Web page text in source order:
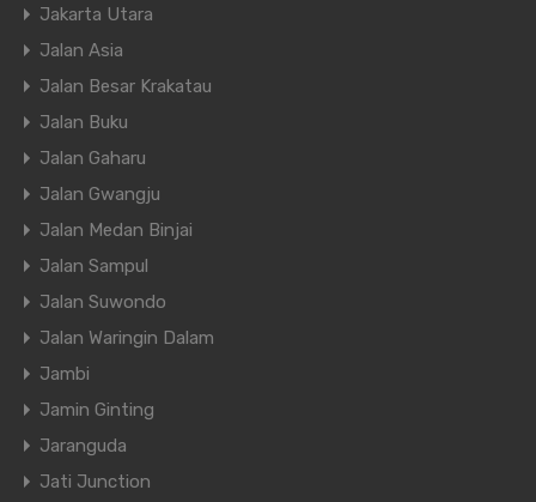
Jakarta Utara
Jalan Asia
Jalan Besar Krakatau
Jalan Buku
Jalan Gaharu
Jalan Gwangju
Jalan Medan Binjai
Jalan Sampul
Jalan Suwondo
Jalan Waringin Dalam
Jambi
Jamin Ginting
Jaranguda
Jati Junction